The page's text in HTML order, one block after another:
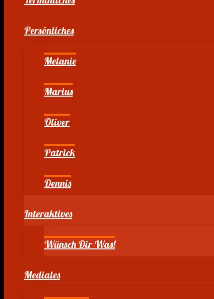
Persönliches
Melanie
Marius
Oliver
Patrick
Dennis
Interaktives
Wünsch Dir Was!
Mediales